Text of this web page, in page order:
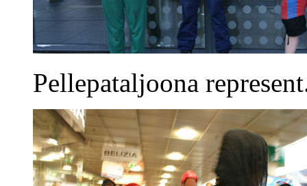
Pellepataljoona